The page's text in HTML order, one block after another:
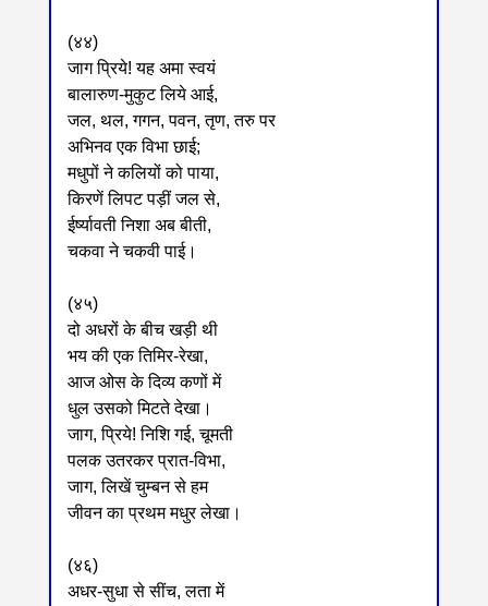
(४४)
जाग प्रिये! यह अमा स्वयं
बालारुण-मुकुट लिये आई,
जल, थल, गगन, पवन, तृण, तरु पर
अभिनव एक विभा छाई;
मधुपों ने कलियों को पाया,
किरणें लिपट पड़ीं जल से,
ईर्ष्यावती निशा अब बीती,
चकवा ने चकवी पाई।
(४५)
दो अधरों के बीच खड़ी थी
भय की एक तिमिर-रेखा,
आज ओस के दिव्य कणों में
धुल उसको मिटते देखा।
जाग, प्रिये! निशि गई, चूमती
पलक उतरकर प्रात-विभा,
जाग, लिखें चुम्बन से हम
जीवन का प्रथम मधुर लेखा।
(४६)
अधर-सुधा से सींच, लता में